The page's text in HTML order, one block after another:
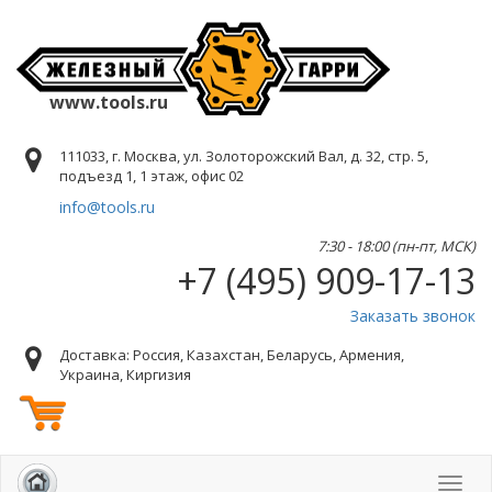
www.tools.ru
111033, г. Москва, ул. Золоторожский Вал, д. 32, стр. 5,
подъезд 1, 1 этаж, офис 02
info@tools.ru
7:30 - 18:00 (пн-пт, МСК)
+7 (495) 909-17-13
Заказать звонок
Доставка: Россия, Казахстан, Беларусь, Армения,
Украина, Киргизия